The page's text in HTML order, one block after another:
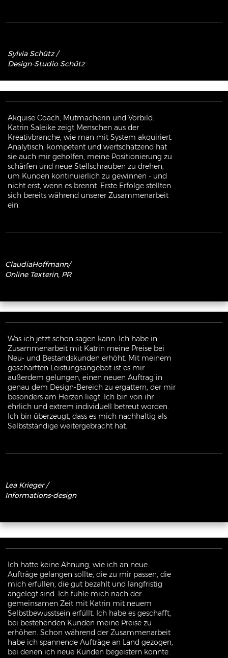
Sylvia Schütz/
Design-Studio Schütz
Akquise Coach, Mutmacherin und Vorbild:
Katrin Saleike zeigt Menschen aus der
Kreativbranche, wie man mit System akquiriert.
Analytisch, kompetent und wertschätzend hat
sie auch mir geholfen, meine Positionierung zu
schärfen und neue Stellschrauben zu drehen,
um Kunden kontinuierlich zu gewinnen - und
nicht erst, wenn es brennt. Erste Erfolge stellten
sich bereits während unserer Zusammenarbeit
ein.
ClaudiaHoffmann/
Online Texterin, PR
Was ich jetzt schon sagen kann: Ich habe in
Zusammenarbeit mit Katrin meine Preise bei
Neu- und Bestandskunden erhöht. Mit meinem
geschärften Leistungsangebot ist es mir
außerdem gelungen, einen neuen Auftrag in
genau dem Design-Bereich zu ergattern, der mir
besonders am Herzen liegt. Ich bin von ihr
ehrlich und extrem individuell betreut worden.
Ich bin überzeugt, dass es mich nachhaltig als
Selbstständige weitergebracht hat.
Lea Krieger/
Informations-design
Ich hatte keine Ahnung, wie ich an neue
Aufträge gelangen sollte, die zu mir passen, die
mich erfüllen, die gut bezahlt und langfristig
angelegt sind. Ich fühle mich nach der
gemeinsamen Zeit mit Katrin mit neuem
Selbstbewusstsein erfüllt. Ich habe es geschafft,
bei bestehenden Kunden meine Preise zu
erhöhen. Schon während der Zusammenarbeit
habe ich spannende Aufträge an Land gezogen,
bei denen ich neue Kunden begeistern konnte.